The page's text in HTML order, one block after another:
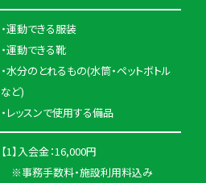
・運動できる服装
・運動できる靴
・水分のとれるもの(水筒・ペットボトル
など)
・レッスンで使用する備品
【1】入会金：16,000円
※事務手数料・施設利用料込み